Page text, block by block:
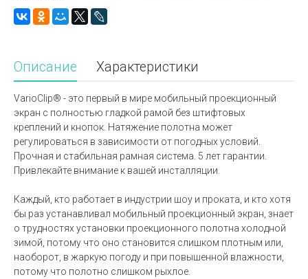
Описание Характеристики
VarioClip® - это первый в мире мобильный проекционный
экран с полностью гладкой рамой без штифтовых
креплений и кнопок. Натяжение полотна может
регулироваться в зависимости от погодных условий.
Прочная и стабильная рамная система. 5 лет гарантии.
Привлекайте внимание к вашей инсталляции.
Каждый, кто работает в индустрии шоу и проката, и кто хотя
бы раз устанавливал мобильный проекционный экран, знает
о трудностях установки проекционного полотна холодной
зимой, потому что оно становится слишком плотным или,
наоборот, в жаркую погоду и при повышенной влажности,
потому что полотно слишком рыхлое.